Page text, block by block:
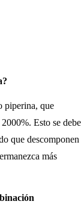
piperina, que
Esto se debe
que descomponen
más